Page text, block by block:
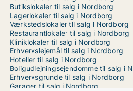
Butikslokaler til salg i Nordborg
Lagerlokaler til salg i Nordborg
Værkstedslokaler til salg i Nordborg
Restaurantlokaler til salg i Nordborg
Kliniklokaler til salg i Nordborg
Erhvervslejemål til salg i Nordborg
Hoteller til salg i Nordborg
Boligudlejningsejendomme til salg i
Erhvervsgrunde til salg i Nordborg
Garager til salg i Nordborg